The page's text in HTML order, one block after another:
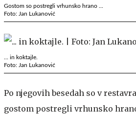
Gostom so postregli vrhunsko hrano ...
Foto: Jan Lukanović
... in koktajle.
Foto: Jan Lukanović
Po njegovih besedah so v
gostom postregli vrhunsko